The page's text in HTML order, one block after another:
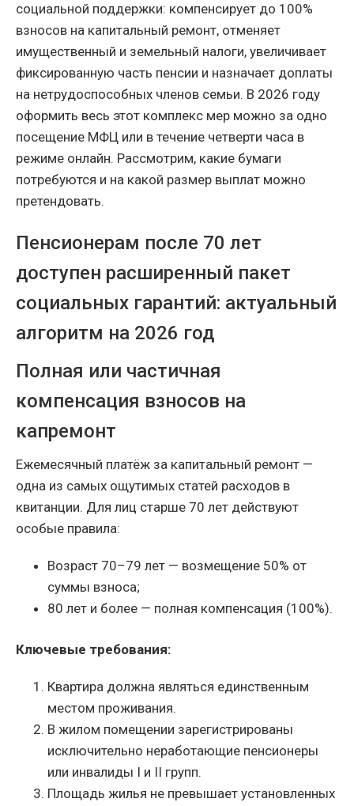
социальной поддержки: компенсирует до 100%
взносов на капитальный ремонт, отменяет
имущественный и земельный налоги, увеличивает
фиксированную часть пенсии и назначает доплаты
на нетрудоспособных членов семьи. В 2026 году
оформить весь этот комплекс мер можно за одно
посещение МФЦ или в течение четверти часа в
режиме онлайн. Рассмотрим, какие бумаги
потребуются и на какой размер выплат можно
претендовать.
Пенсионерам после 70 лет
доступен расширенный пакет
социальных гарантий: актуальный
алгоритм на 2026 год
Полная или частичная
компенсация взносов на
капремонт
Ежемесячный платёж за капитальный ремонт —
одна из самых ощутимых статей расходов в
квитанции. Для лиц старше 70 лет действуют
особые правила:
Возраст 70–79 лет — возмещение 50% от
суммы взноса;
80 лет и более — полная компенсация (100%).
Ключевые требования:
Квартира должна являться единственным
местом проживания.
В жилом помещении зарегистрированы
исключительно неработающие пенсионеры
или инвалиды I и II групп.
Площадь жилья не превышает установленных